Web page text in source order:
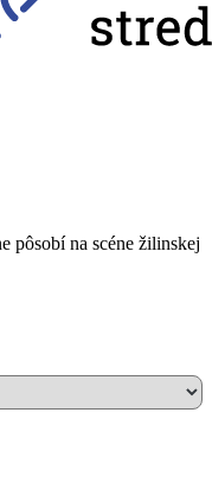
pôsobí na scéne žilinskej